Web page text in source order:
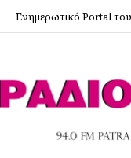
Ενημερωτικό Portal